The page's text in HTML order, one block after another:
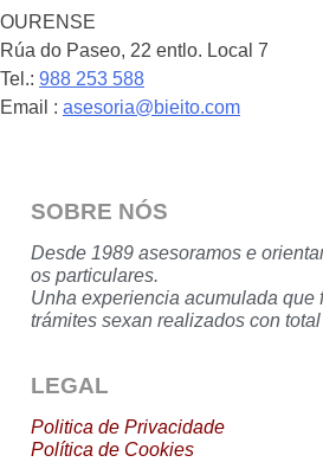
OURENSE
Rúa do Paseo, 22 entlo. Local 7
Tel.: 988 253 588
Email : asesoria@bieito.com
SOBRE NÓS
Desde 1989 asesoramos e
os particulares.
Unha experiencia acumulada que
trámites sexan realizados con
LEGAL
Politica de Privacidade
Política de Cookies